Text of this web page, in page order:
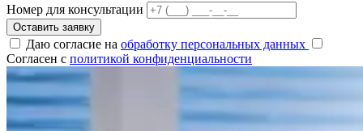
Номер для консультации
Оставить заявку
Даю согласие на обработку персональных данных
Согласен с политикой конфиденциальности